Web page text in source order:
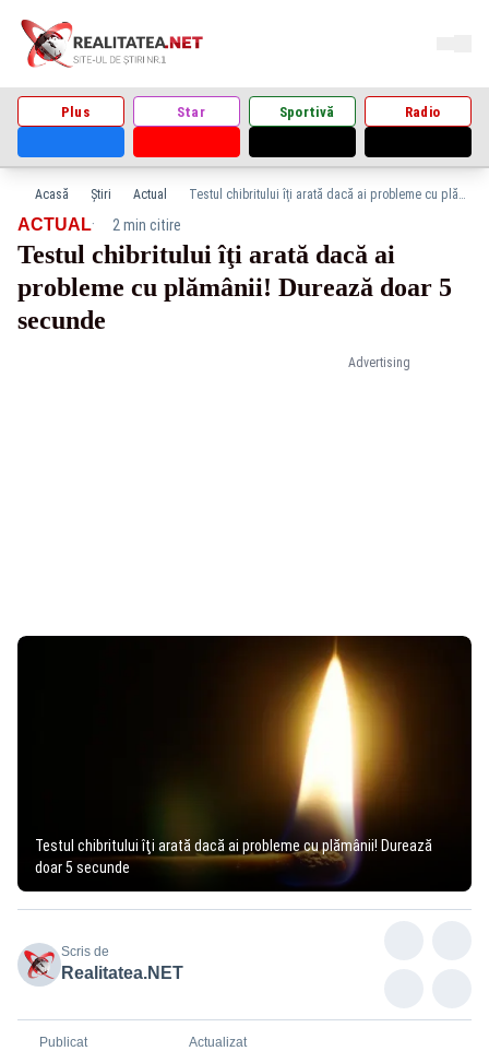
Plus Star Sportivă Radio
Acasă Știri Actual Testul chibritului îţi arată dacă ai probleme cu plămânii! Durează doar 5 secunde
Advertising
ACTUAL· 2 min citire
Testul chibritului îţi arată dacă ai
probleme cu plămânii! Durează doar 5
secunde
Testul chibritului îţi arată dacă ai probleme cu plămânii! Durează
doar 5 secunde
Scris de
Realitatea.NET
Publicat Actualizat